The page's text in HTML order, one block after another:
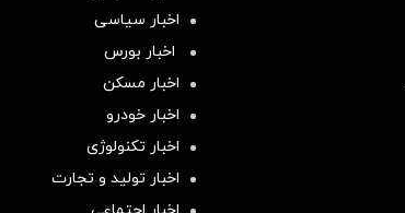
اخبار سیاسی
اخبار بورس
اخبار مسکن
اخبار خودرو
اخبار تکنولوژی
اخبار تولید و تجارت